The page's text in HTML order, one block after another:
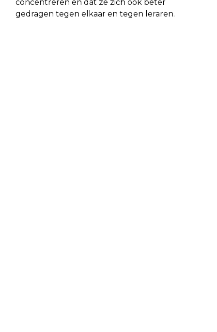
concentreren en dat ze zich ook beter
gedragen tegen elkaar en tegen leraren.